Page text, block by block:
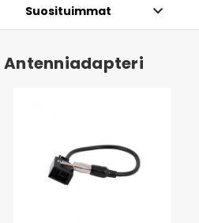
Antenniadapteri